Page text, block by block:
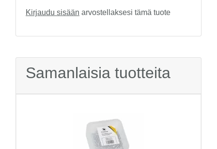
Kirjaudu sisään arvostellaksesi tämä tuote
Samanlaisia tuotteita